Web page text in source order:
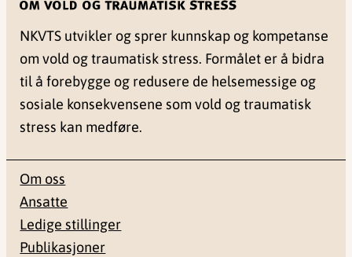
NKVTS utvikler og sprer kunnskap og kompetanse
om vold og traumatisk stress. Formålet er å bidra
til å forebygge og redusere de helsemessige og
sosiale konsekvensene som vold og traumatisk
stress kan medføre.
Om oss
Ansatte
Ledige stillinger
Publikasjoner